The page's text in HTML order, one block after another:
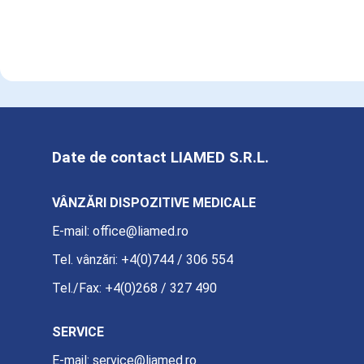
Date de contact LIAMED S.R.L.
VÂNZĂRI DISPOZITIVE MEDICALE
E-mail: office@liamed.ro
Tel. vânzări: +4(0)744 / 306 554
Tel./Fax: +4(0)268 / 327 490
SERVICE
E-mail: service@liamed.ro